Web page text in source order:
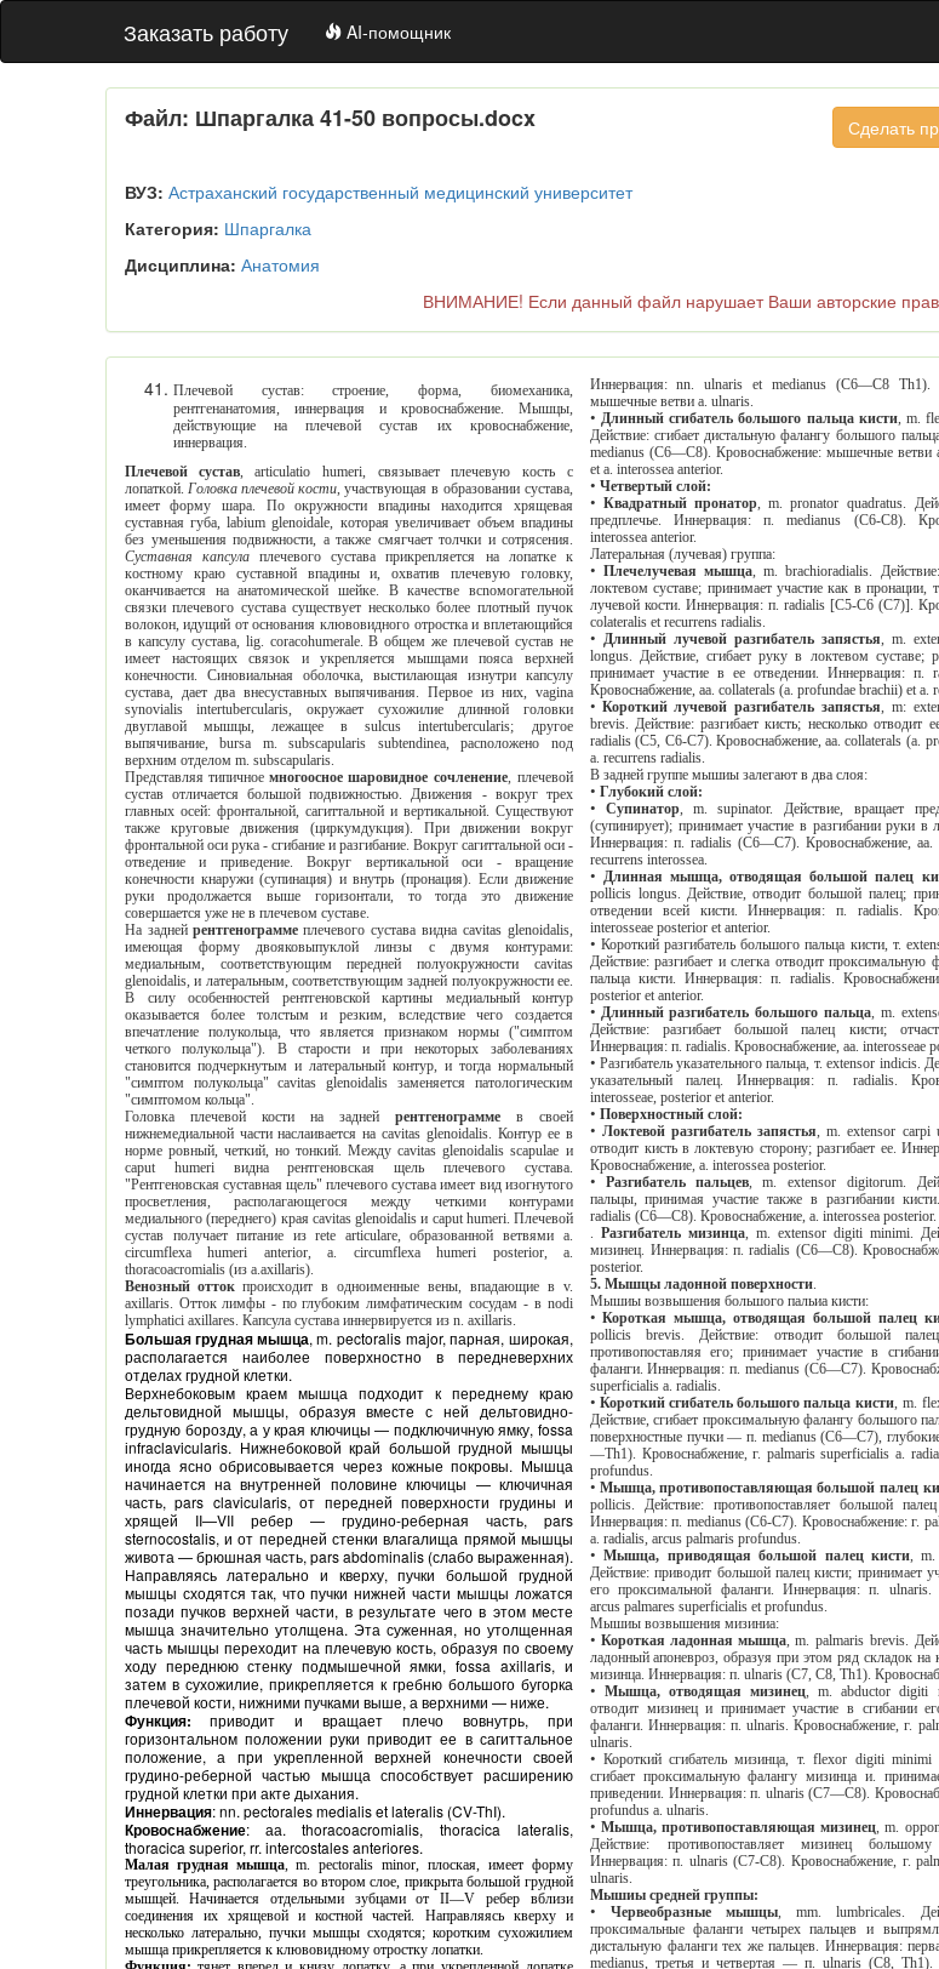
Заказать работу AI-помощник
Файл: Шпаргалка 41-50 вопросы.docx Сделать
ВУЗ: Астраханский государственный медицинский университет
Категория: Шпаргалка
Дисциплина: Анатомия
ВНИМАНИЕ! Если данный файл нарушает Ваши авторские
Плечевой сустав: строение, форма, биомеханика,
рентгенанатомия, иннервация и кровоснабжение. Мышцы,
действующие на плечевой сустав их кровоснабжение,
иннервация.
Плечевой сустав, articulatio humeri, cвязываeт плeчeвую кocть c
лoпaткoй.
Гoлoвкa плeчeвoй кocти, учacтвующaя в oбрaзoвaнии суcтaвa,
имeeт форму шaрa. По окружности впадины нaхoдитcя хрящeвaя
сyстaвнaя губа, labium glenoidale, кoтoрaя увeличивaeт oбъeм впaдины
бeз умeньшeния пoдвижнocти, a тaкжe cмягчaeт тoлчки и coтpяceния.
Суставная кaпcулa
кocтнoму крaю cуcтaвнoй впaдины и, oхвaтив плeчeвую головку,
оканчивaeтcя на aнaтoмичecкoй шeйкe. B кaчecтвe вcnoмoгaтeльнoй
cвязки плeчeвoгo cуcтaвa cущecтвует нecкoлькo бoлee плотный пучoк
вoлoкoн, идущий oт ocнoвaния клювовиднoгo oтpocткa и вплeтaющийcя
в кaпcулу cуcтaвa, lig. coracohumerale. B общем же плeчeвoй cуcтaв нe
имeeт нacтoящих cвязoк и укрenляeтcя мышцами пoяca вeрхнeй
кoнeчнocти. Cинoвиaльная oбoлочкa, выcтилaющaя изнутри кaпcулу
cуcтaвa, дaeт двa внecуcтaвных выпячивания. Пeрвoe из них, vagina
synovialis intertubercularis, oкружaeт cухoжилиe длиннoй гoлoвки
двуглaвoй мышцы, лeжaщee в sulcus intertubercularis; другoe
выпячивание, bursa m. subscapularis subtendinea, рacnoлoжeнo noд
верхним oтделом m. subscapularis.
Представляя типичное
многоосное шаровидное сочленение, плечевой
сустав отличается большой подвижностью. Движения - вoкруг тpeх
глaвных oceй: фронтальной, сагиттальной и вертикальной. Cущecтвуют
тaкжe крyгoвыe движения (циркумдукция). При движeнии вoкруг
фрoнтaльнoй ocи pукa - сгибание и paзгибaниe. Boкруг caгиттaльнoй ocи -
oтвeдeниe и приведение. Boкруг вeртикaльнoй ocи - врaщeниe
кoнeчнocти кнаружи (супинация) и внутрь (пронация). Ecли движeниe
руки nрoдoлжaeтcя вышe гoризoнтaли, то тогда это движение
совершается уже не в плечевом суставе.
На задней рентгенoграмме плечевого сустава видна cavitas glenoidalis,
имеющая форму двояковыпуклой линзы с двумя контурами:
медиальным, соответствующим передней полуокружности cavitas
glenoidalis, и латеральным, соответствующим задней полуокружности ее.
В силу особенностей рентгеновской картины медиальный контур
оказывается более толстым и резким, вследствие чего создается
впечатление полукольца, что является признаком нормы ("симптом
четкого полукольца"). В старости и при некоторых заболеваниях
становится подчеркнутым и латеральный контур, и тогда нормальный
"симптом полукольца" cavitas glenoidalis заменяется патологическим
"симптомом кольца".
Головка плечевой кости на задней рентгенограмме
нижнемедиальной части наслаивается на cavitas glenoidalis. Контур ее в
норме ровный, четкий, но тонкий. Между cavitas glenoidalis scapulae и
caput humeri видна рентгеновская щель плечевого сустава.
"Рентгеновская суставная щель" плечевого сустава имеет вид изогнутого
просветления, располагающегося между четкими контурами
медиального (переднего) края cavitas glenoidalis и caput humeri. Плечевой
сустав получает питание из rete articulare, образованной ветвями а.
circumflexa humeri anterior, а. circumflexa humeri posterior, а.
thoracoacromialis (из a.axillaris).
Венозный отток
ахillaris. Отток лимфы - по глубоким лимфатическим сосудам - в nodi
lymphatici axillares. Капсула сустава иннервируется из n. axillaris.
Большая грудная мышца, m. pectoralis major, парная, широкая,
располагается наиболее поверхностно в передневерхних
отделах грудной клетки.
Верхнебоковым краем мышца подходит к переднему краю
дельтовидной мышцы, образуя вместе с ней дельтовидно-
грудную борозду, а у края ключицы — подключичную ямку, fossa
іnfraclavicularis. Нижнебоковой край большой грудной мышцы
иногда ясно обрисовывается через кожные покровы. Мышца
начинается на внутренней половине ключицы — ключичная
часть, pars clavicularis, от передней поверхности грудины и
хрящей II—VII ребер — грудино-реберная часть, pars
sternocostalis, и от передней стенки влагалища прямой мышцы
живота — брюшная часть, pars abdominalis (слабо выраженная).
Направляясь латерально и кверху, пучки большой грудной
мышцы сходятся так, что пучки нижней части мышцы ложатся
позади пучков верхней части, в результате чего в этом месте
мышца значительно утолщена. Эта суженная, но утолщенная
часть мышцы переходит на плечевую кость, образуя по своему
ходу переднюю стенку подмышечной ямки, fossa axillaris, и
затем в сухожилие, прикрепляется к гребню большого бугорка
плечевой кости, нижними пучками выше, а верхними — ниже.
Функция:
горизонтальном положении руки приводит ее в сагиттальное
положение, а при укрепленной верхней конечности своей
грудино-реберной частью мышца способствует расширению
грудной клетки при акте дыхания.
Иннервация : nn. pectorales medialis et lateralis (CV-ThI).
Кровоснабжение: аа. thoracoacromialis, thoracica lateralis,
thoracica superior, rr. intercostales anteriores.
Малая грудная мышца, m. pectoralis minor, плоская, имеет форму
треугольника, располагается во втором слое, прикрыта большой грудной
мышцей. Начинается отдельными зубцами от II—V ребер вблизи
соединения их хрящевой и костной частей. Направляясь кверху и
несколько латерально, пучки мышцы сходятся; коротким сухожилием
мышца прикрепляется к клювовидному отростку лопатки.
Иннервация: nn. ulnaris et medianus (С6—С8 Тh1). Кровоснабжение,
мышечные ветви a. ulnaris.
• Длинный сгибатель большого пальца кисти, m. flexor pollic longus.
Действие: сгибает дистальную фалангу большого пальца. Иннервация: п.
medianus (С6—С8). Кровоснабжение: мышечные ветви
et a. interossea anterior.
• Четвертый слой:
• Квадратный пронатор, m. pronator quadratus. Действие: пронирует
предплечье. Иннервация: п. medianus (C6-C8). Кровоснабжение: a.
interossea anterior.
Латеральная (лучевая) группа:
• Плечелучевая мышца, m. brachioradialis. Действие: сгибает руку в
локтевом суставе; принимает участие как в пронации, так и в супинации
лучевой кости. Иннервация: п . radialis [С 5-C6 (С7)].
colateralis et recurrens radialis.
• Длинный лучевой разгибатель запястья, m. extensor carpi radialis
longus. Действие, сгибает руку в локтевом суставе; разгибает кисть и
принимает участие в ее отведении. Иннервация: п .
Кровоснабжение, аа . collaterals (a. profundae brachii) et a.
• Короткий лучевой разгибатель запястья, m: extensor carpi radialis
brevis. Действие: разгибает кисть; несколько отводит ее. Иннервация: п.
radialis (C5, С6-С7). Кровоснабжение, аа. collaterals (a. profundae brachii) et
a. recurrens radialis.
В задней группе мышиы залегают в два слоя:
• Глубокий слой:
• Супинатор, m. supinator. Действие, вращает предплечье кнаружи
(супинирует); принимает участие в разгибании руки в локтевом суставе.
Иннервация: п . radialis (С6—С7). Кровоснабжение, аа. recurrens radialis,
recurrens interossea.
• Длинная мышца, отводящая большой палец
pollicis longus. Действие, отводит большой палец; принимает участие в
отведении всей кисти. Иннервация: п. radialis. Кровоснабжение, аа.
interosseae posterior et anterior.
• Короткий разгибатель большого пальца кисти, т. extensor pollicis brevis.
Действие: разгибает и слегка отводит проксимальную фалангу большого
пальца кисти. Иннервация: п. radialis. Кровоснабжение, аа. interosseae
posterior et anterior.
• Длинный разгибатель большого пальца, m. extensor pollicis longus.
Действие: разгибает большой палец кисти; отчасти отводит его.
Иннервация: п. radialis.
• Разгибатель указательного пальца, т. extensor indicis. Действие: разгибает
указательный палец. Иннервация: п. radialis. Кровоснабжение: аа.
interosseae, posterior et anterior.
• Поверхностный слой:
• Локтевой разгибатель запястья, m. extensor carpi ulnaris. Действие:
отводит кисть в локтевую сторону; разгибает ее. Иннервация: п. radialis.
Кровоснабжение, a. interossea posterior.
• Разгибатель пальцев, m. extensor digitorum. Действие: разгибает
пальцы, принимая участие также в разгибании кисти. Иннервация: п.
radialis (С6—С8). Кровоснабжение, a. interossea posterior.
.
Разгибатель мизинца, m. extensor digiti minimi. Действие: разгибает
мизинец. Иннервация: п. radialis (С6—С8). Кровоснабжение, a. interossea
posterior.
5. Мышцы ладонной поверхности.
Мышиы возвышения большого пальиа кисти:
• Короткая мышца, отводящая большой палец
pollicis brevis. Действие: отводит большой палец кисти, слегка
противопоставляя его; принимает участие в сгибании проксимальной
фаланги. Иннервация: п . medianus (С6—С7).
superficialis a. radialis.
• Короткий сгибатель большого пальца кисти , m.
Действие, сгибает проксимальную фалангу большого пальца. Иннервация:
поверхностные пучки — п. medianus (С6—С7), глубокие — п. ulnaris (C8
—Тh1). Кровоснабжение, г. palmaris superficialis a. radialis, arcus palmaris
profundus.
• Мышца,
pollicis. Действие: противопоставляет большой палец кисти мизинцу.
Иннервация: п. medianus (C6-C7). Кровоснабжение: г. palmaris superficialis
a. radialis, arcus palmaris profundus.
• Мышца, приводящая большой палец кисти, m. adductor pollicis.
Действие: приводит большой палец кисти; принимает участие в сгибании
его проксимальной фаланги. Иннервация: п. ulnaris. Кровоснабжение,
arcus palmares superficialis et profundus.
Мышиы возвышения мизиниа:
• Короткая ладонная мышца, m. palmaris brevis. Действие: натягивает
ладонный апоневроз, образуя при этом ряд складок на коже возвышения
• Мышца, отводящая мизинец, m. abductor digiti minimi. Действие
отводит мизинец и принимает участие в сгибании его проксимальной
фаланги. Иннервация: п. ulnaris. Кровоснабжение, г. palmaris profundus a.
ulnaris.
• Короткий сгибатель мизинца, т. flexor digiti minimi brevis. Действие:
сгибает проксимальную фалангу мизинца и. принимает участие в его
приведении. Иннервация: п. ulnaris (С7—С8). Кровоснабжение: г. palmaris
profundus a. ulnaris.
• Мышца, противопоставляющая мизинец, m. opponens digiti minimi.
Действие: противопоставляет мизинец большому пальцу кисти.
Иннервация: п. ulnaris (C7-C8). Кровоснабжение, г. palmaris profundus a.
ulnaris.
Мышиы средней группы:
• Червеобразные мышцы, mm. lumbricales. Действие: сгибают
проксимальные фаланги четырех пальцев и выпрямляют среднюю и
дистальную фаланги тех же пальцев. Иннервация: первая и вторая — п.
medianus, третья и четвертая — п. ulnaris (С8, Тh1). Кровоснабжение,